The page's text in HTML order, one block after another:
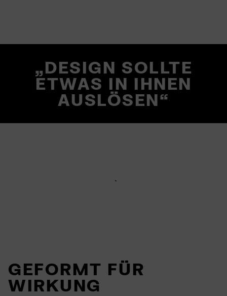
„DESIGN SOLLTE
ETWAS IN IHNEN
AUSLÖSEN“
GEFORMT FÜR
WIRKUNG